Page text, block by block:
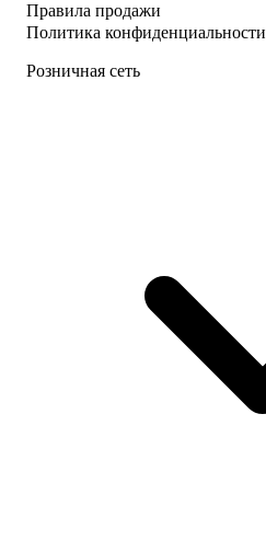
Правила продажи
Политика конфиденциальности
Розничная сеть